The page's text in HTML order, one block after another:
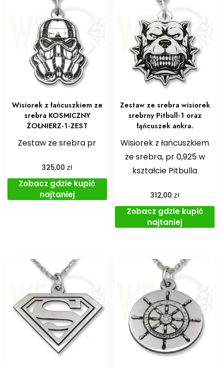
Wisiorek z łańcuszkiem ze
srebra KOSMICZNY
ŻOŁNIERZ-1-ZEST
Zestaw ze srebra pr
325,00zł
Zobacz gdzie kupić
najtaniej
Zestaw ze srebra wisiorek
srebrny Pitbull-1 oraz
łąńcuszek ankra.
Wisiorek z łańcuszkiem
ze srebra, pr 0,925 w
kształcie Pitbulla
312,00zł
Zobacz gdzie kupić
najtaniej